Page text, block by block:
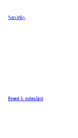
Novinky
Ihned k odeslání